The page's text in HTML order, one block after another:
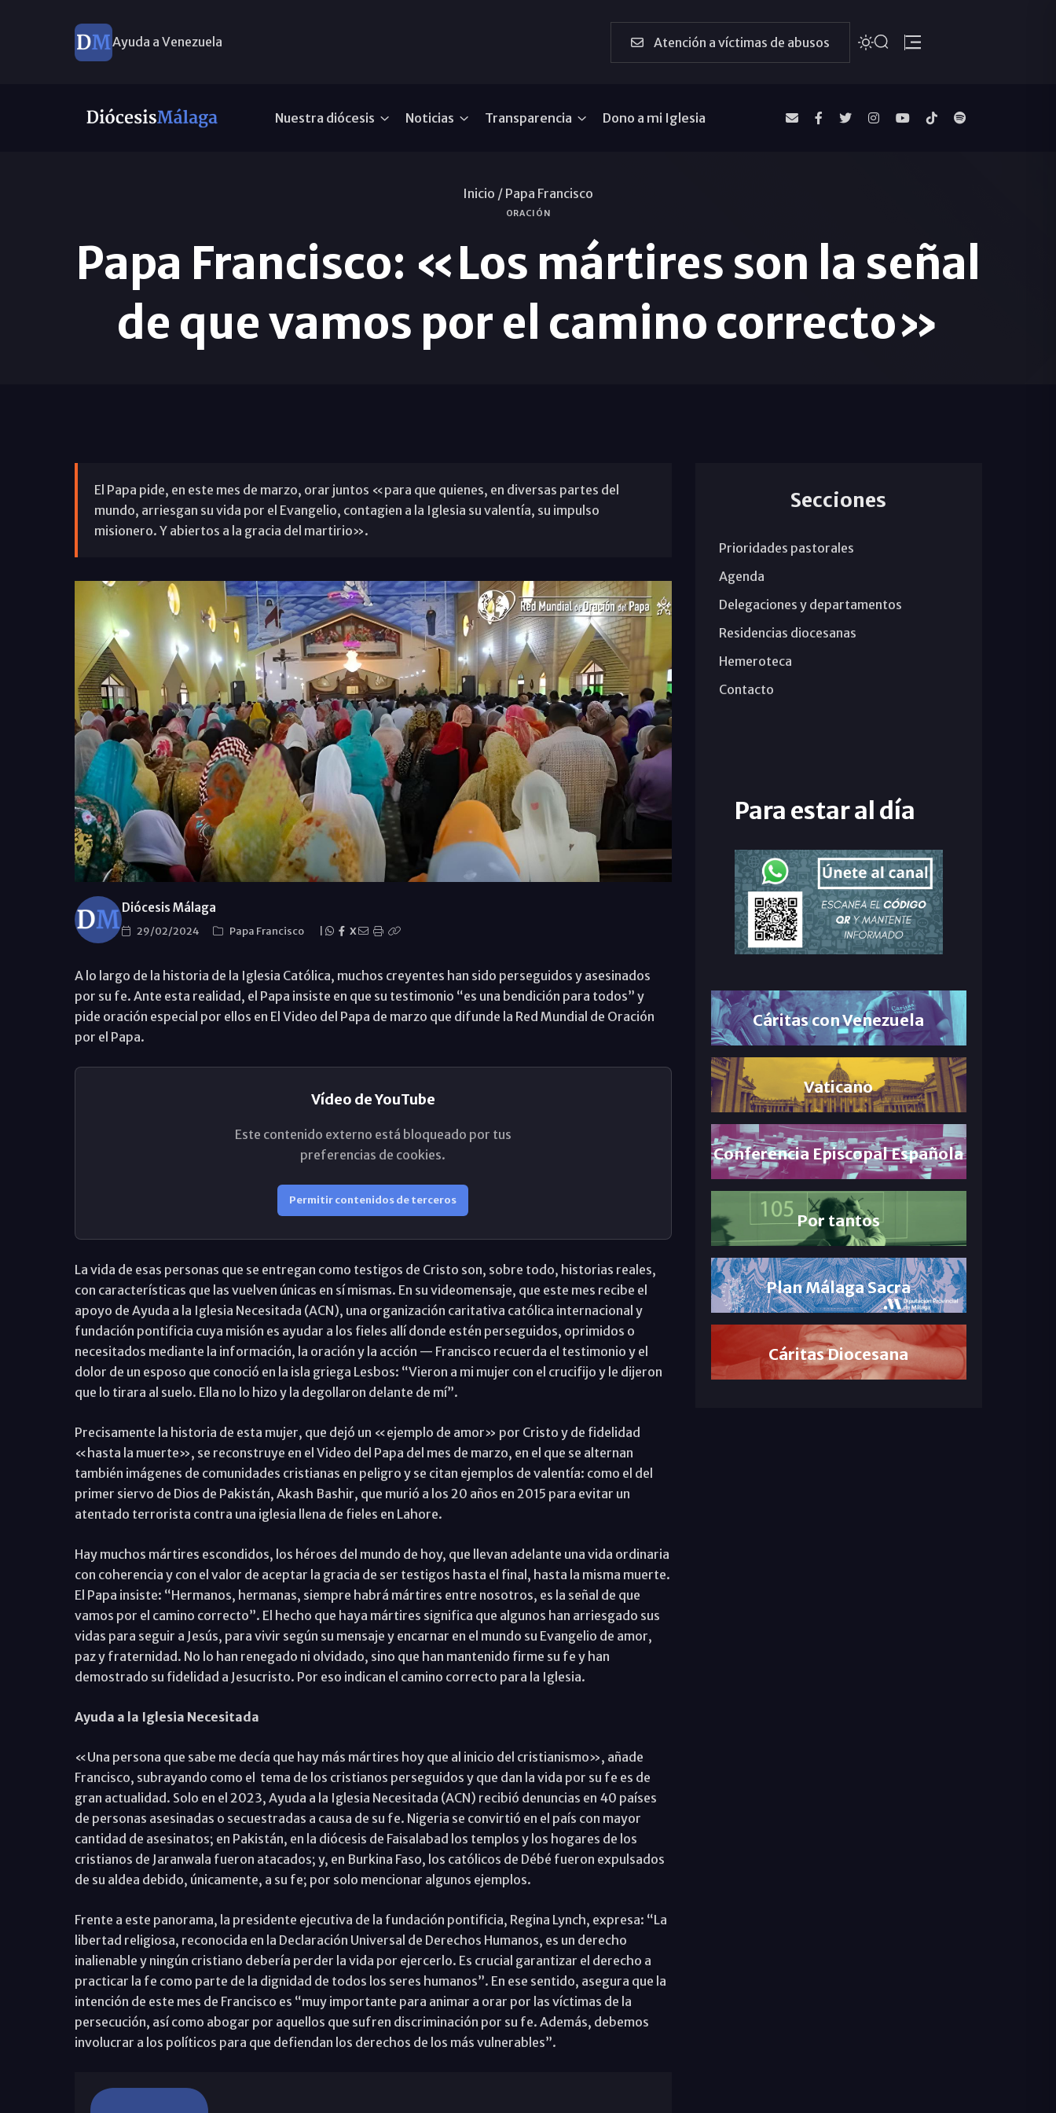
Ayuda a Venezuela Atención a víctimas de abusos
Nuestra diócesis Noticias Transparencia Dono a mi Iglesia
Inicio / Papa Francisco
ORACIÓN
Papa Francisco: «Los mártires son la señal
de que vamos por el camino correcto»
El Papa pide, en este mes de marzo, orar juntos «para que quienes, en diversas partes del
mundo, arriesgan su vida por el Evangelio, contagien a la Iglesia su valentía, su impulso
misionero. Y abiertos a la gracia del martirio».
Diócesis Málaga
29/02/2024 Papa Francisco X
A lo largo de la historia de la Iglesia Católica, muchos creyentes han sido perseguidos y asesinados
por su fe. Ante esta realidad, el Papa insiste en que su testimonio “es una bendición para todos” y
pide oración especial por ellos en El Video del Papa de marzo que difunde la Red Mundial de Oración
por el Papa.
Vídeo de YouTube
Este contenido externo está bloqueado por tus
preferencias de cookies.
Permitir contenidos de terceros
La vida de esas personas que se entregan como testigos de Cristo son, sobre todo, historias reales,
con características que las vuelven únicas en sí mismas. En su videomensaje, que este mes recibe el
apoyo de Ayuda a la Iglesia Necesitada (ACN), una organización caritativa católica internacional y
fundación pontificia cuya misión es ayudar a los fieles allí donde estén perseguidos, oprimidos o
necesitados mediante la información, la oración y la acción — Francisco recuerda el testimonio y el
dolor de un esposo que conoció en la isla griega Lesbos: “Vieron a mi mujer con el crucifijo y le dijeron
que lo tirara al suelo. Ella no lo hizo y la degollaron delante de mí”.
Precisamente la historia de esta mujer, que dejó un «ejemplo de amor» por Cristo y de fidelidad
«hasta la muerte», se reconstruye en el Video del Papa del mes de marzo, en el que se alternan
también imágenes de comunidades cristianas en peligro y se citan ejemplos de valentía: como el del
primer siervo de Dios de Pakistán, Akash Bashir, que murió a los 20 años en 2015 para evitar un
atentado terrorista contra una iglesia llena de fieles en Lahore.
Hay muchos mártires escondidos, los héroes del mundo de hoy, que llevan adelante una vida ordinaria
con coherencia y con el valor de aceptar la gracia de ser testigos hasta el final, hasta la misma muerte.
El Papa insiste: “Hermanos, hermanas, siempre habrá mártires entre nosotros, es la señal de que
vamos por el camino correcto”. El hecho que haya mártires significa que algunos han arriesgado sus
vidas para seguir a Jesús, para vivir según su mensaje y encarnar en el mundo su Evangelio de amor,
paz y fraternidad. No lo han renegado ni olvidado, sino que han mantenido firme su fe y han
demostrado su fidelidad a Jesucristo. Por eso indican el camino correcto para la Iglesia.
Ayuda a la Iglesia Necesitada
«Una persona que sabe me decía que hay más mártires hoy que al inicio del cristianismo», añade
Francisco, subrayando como el tema de los cristianos perseguidos y que dan la vida por su fe es de
gran actualidad. Solo en el 2023, Ayuda a la Iglesia Necesitada (ACN) recibió denuncias en 40 países
de personas asesinadas o secuestradas a causa de su fe. Nigeria se convirtió en el país con mayor
cantidad de asesinatos; en Pakistán, en la diócesis de Faisalabad los templos y los hogares de los
cristianos de Jaranwala fueron atacados; y, en Burkina Faso, los católicos de Débé fueron expulsados
de su aldea debido, únicamente, a su fe; por solo mencionar algunos ejemplos.
Frente a este panorama, la presidente ejecutiva de la fundación pontificia, Regina Lynch, expresa: “La
libertad religiosa, reconocida en la Declaración Universal de Derechos Humanos, es un derecho
inalienable y ningún cristiano debería perder la vida por ejercerlo. Es crucial garantizar el derecho a
practicar la fe como parte de la dignidad de todos los seres humanos”. En ese sentido, asegura que la
intención de este mes de Francisco es “muy importante para animar a orar por las víctimas de la
persecución, así como abogar por aquellos que sufren discriminación por su fe. Además, debemos
involucrar a los políticos para que defiendan los derechos de los más vulnerables”.
Secciones
Prioridades pastorales
Agenda
Delegaciones y departamentos
Residencias diocesanas
Hemeroteca
Contacto
Para estar al día
Cáritas con Venezuela
Vaticano
Conferencia Episcopal Española
Por tantos
Plan Málaga Sacra
Cáritas Diocesana